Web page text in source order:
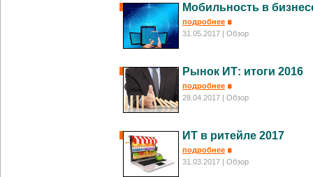
Мобильность в
подробнее
31.05.2017
| Обзор
Рынок ИТ: итоги 2016
подробнее
28.04.2017
| Обзор
ИТ в ритейле 2017
подробнее
31.03.2017
| Обзор